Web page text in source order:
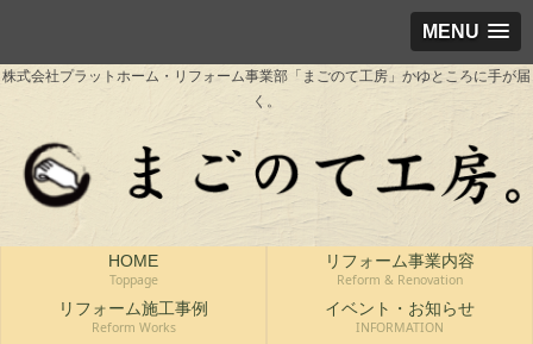
MENU
株式会社プラットホーム・リフォーム事業部「まごのて工房」かゆところに手が届
く。
HOME
Toppage
リフォーム事業内容
Reform & Renovation
リフォーム施工事例
Reform Works
イベント・お知らせ
INFORMATION